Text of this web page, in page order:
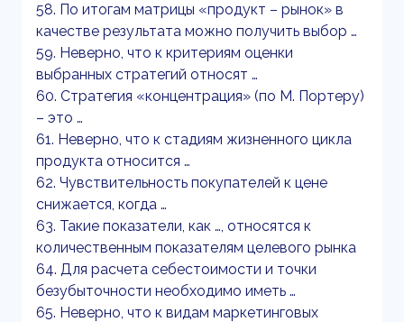
58. По итогам матрицы «продукт – рынок» в
качестве результата можно получить выбор …
59. Неверно, что к критериям оценки
выбранных стратегий относят …
60. Стратегия «концентрация» (по М. Портеру)
– это …
61. Неверно, что к стадиям жизненного цикла
продукта относится …
62. Чувствительность покупателей к цене
снижается, когда …
63. Такие показатели, как …, относятся к
количественным показателям целевого рынка
64. Для расчета себестоимости и точки
безубыточности необходимо иметь …
65. Неверно, что к видам маркетинговых